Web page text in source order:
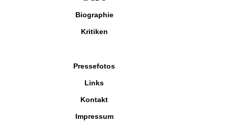
Biographie
Kritiken
Pressefotos
Links
Kontakt
Impressum